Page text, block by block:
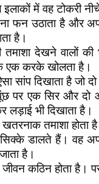
इलाकों में वह टोकरी
फन उठाता है और
है।
तमाशा देखने वालों
एक करके खोलता है।
सांप दिखाता है जो
पर एक सिर और दो
लड़ाई भी दिखाता है।
तमाशा होता
डालते हैं। वह
है।
कठिन होता है।